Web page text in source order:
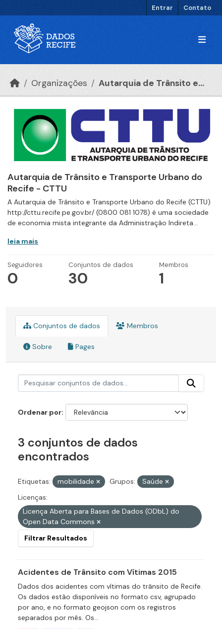
Entrar Contato
Organizações Autarquia de Trânsito e...
Autarquia de Trânsito e Transporte Urbano do
Recife - CTTU
A Autarquia de Trânsito e Transporte Urbano do Recife (CTTU)
http://cttu.recife.pe.gov.br/ (0800 081 1078) é uma sociedade
de economia mista integrante da Administração Indireta...
leia mais
Seguidores
0
Conjuntos de dados
30
Membros
1
Conjuntos de dados Membros
Sobre Pages
Ordenar por
3 conjuntos de dados
encontrados
Etiquetas: mobilidade Grupos:
Saúde
Licenças:
Licença Aberta para Bases de Dados (ODbL) do
Open Data Commons
Filtrar Resultados
Acidentes de Trânsito com Vítimas 2015
Dados dos acidentes com vítimas do trânsito de Recife.
Os dados estão disponíveis no formato csv, agrupado
por ano, e no formato geojson com os registros
separados por mês. Os...